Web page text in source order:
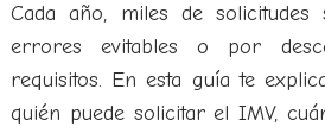
Cada año, miles de
errores evitables o por
requisitos. En esta guía te
quién puede solicitar el IMV,